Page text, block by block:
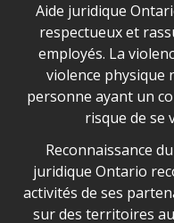
Déclaration sur la
Aide juridique
respectueux et
employés. La
violence physique
personne ayant un
risque de se
Legal Aid Ontario
Reconnaissance
juridique Ontario
activités de ses
sur des territoires